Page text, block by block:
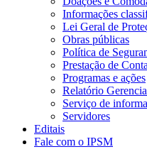
Informações
Lei Geral de
Obras públicas
Política de
Prestação de
Programas e ações
Relatório
Serviço de
Servidores
Editais
Fale com o IPSM